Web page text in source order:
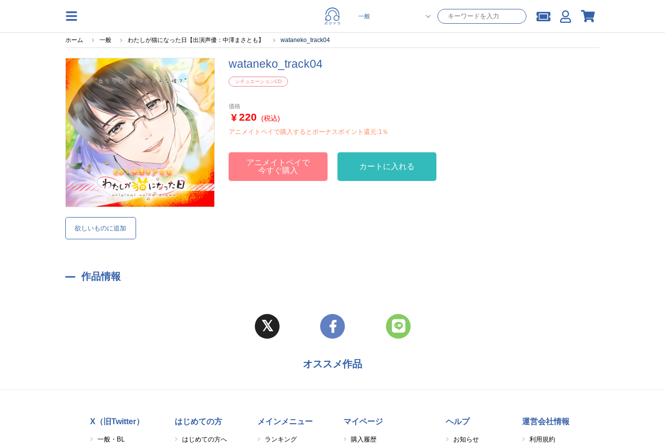
ホーム 一般 わたしが猫になった日【出演声優：中澤まさとも】 wataneko_track04
欲しいものに追加
wataneko_track04
シチュエーションCD
価格
220 (税込)
アニメイトペイで購入するとボーナスポイント還元:1％
アニメイトペイで
今すぐ購入
カートに入れる
作品情報
オススメ作品
X（旧Twitter）
一般・BL
はじめての方
はじめての方へ
メインメニュー
ランキング
マイページ
購入履歴
ヘルプ
お知らせ
運営会社情報
利用規約